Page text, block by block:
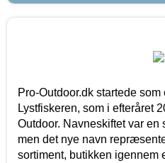
Pro-Outdoor.dk startede
Lystfiskeren, som i efteråret
Outdoor. Navneskiftet var
men det nye navn
sortiment, butikken igennem